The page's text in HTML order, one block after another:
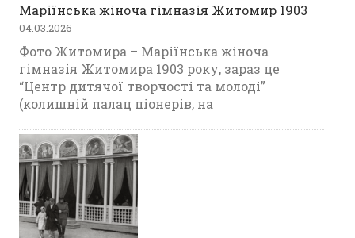
Маріїнська жіноча гімназія Житомир 1903
04.03.2026
Фото Житомира – Маріїнська жіноча
гімназія Житомира 1903 року, зараз це
“Центр дитячої творчості та молоді”
(колишній палац піонерів, на